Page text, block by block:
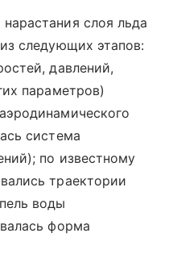
слоя льда
следующих этапов:
давлений,
параметров)
система
по известному
траектории
воды
форма